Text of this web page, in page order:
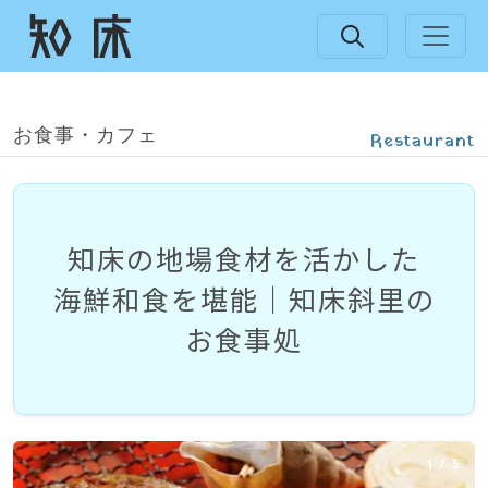
お食事・カフェ Restaurant
知床の地場食材を活かした
海鮮和食を堪能｜知床斜里の
お食事処
1 /5